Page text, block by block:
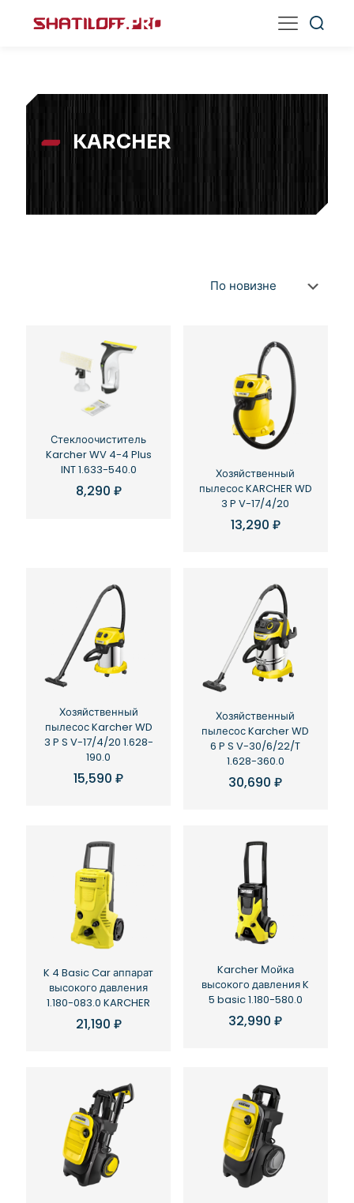
KARCHER
Стеклоочиститель
Karcher WV 4-4 Plus
INT 1.633-540.0
8,290 ₽
Хозяйственный
пылесос KARCHER WD
3 P V-17/4/20
13,290 ₽
Хозяйственный
пылесос Karcher WD
3 P S V-17/4/20 1.628-
190.0
15,590₽
Хозяйственный
пылесос Karcher WD
6 P S V-30/6/22/T
1.628-360.0
30,690₽
K 4 Basic Car аппарат
высокого давления
1.180-083.0 KARCHER
21,190 ₽
Karcher Мойка
высокого давления K
5 basic 1.180-580.0
32,990₽